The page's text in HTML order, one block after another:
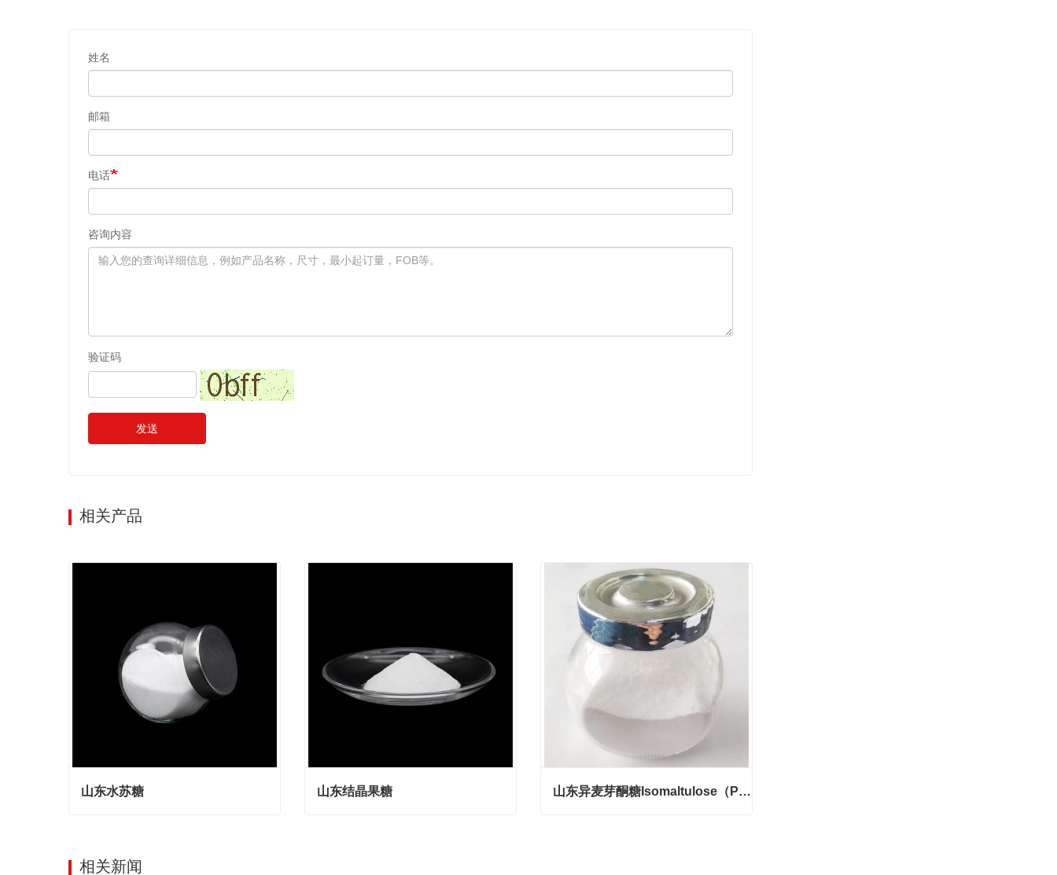
姓名
邮箱
电话
咨询内容
验证码
发送
相关产品
山东水苏糖 山东结晶果糖 山东异麦芽酮糖Isomaltulose（Palatinose）
相关新闻